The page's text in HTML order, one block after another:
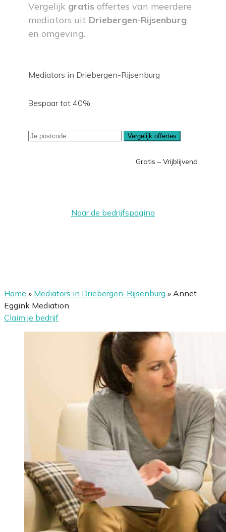
Vergelijk gratis offertes van meerdere
mediators uit Driebergen-Rijsenburg
en omgeving.
Mediators in Driebergen-Rijsenburg
Bespaar tot 40%
Vergelijk offertes
Gratis – Vrijblijvend
Naar de bedrijfspagina
Home » Mediators in Driebergen-Rijsenburg » Annet
Eggink Mediation
Claim je bedrijf